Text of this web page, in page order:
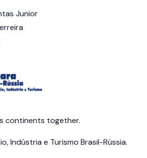
Junior
continents together.
Indústria e Turismo Brasil-Rússia.